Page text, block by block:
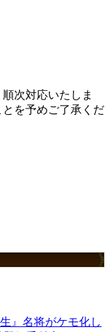
次対応いたしま
を予めご了承くだ
』名将がケモ化し